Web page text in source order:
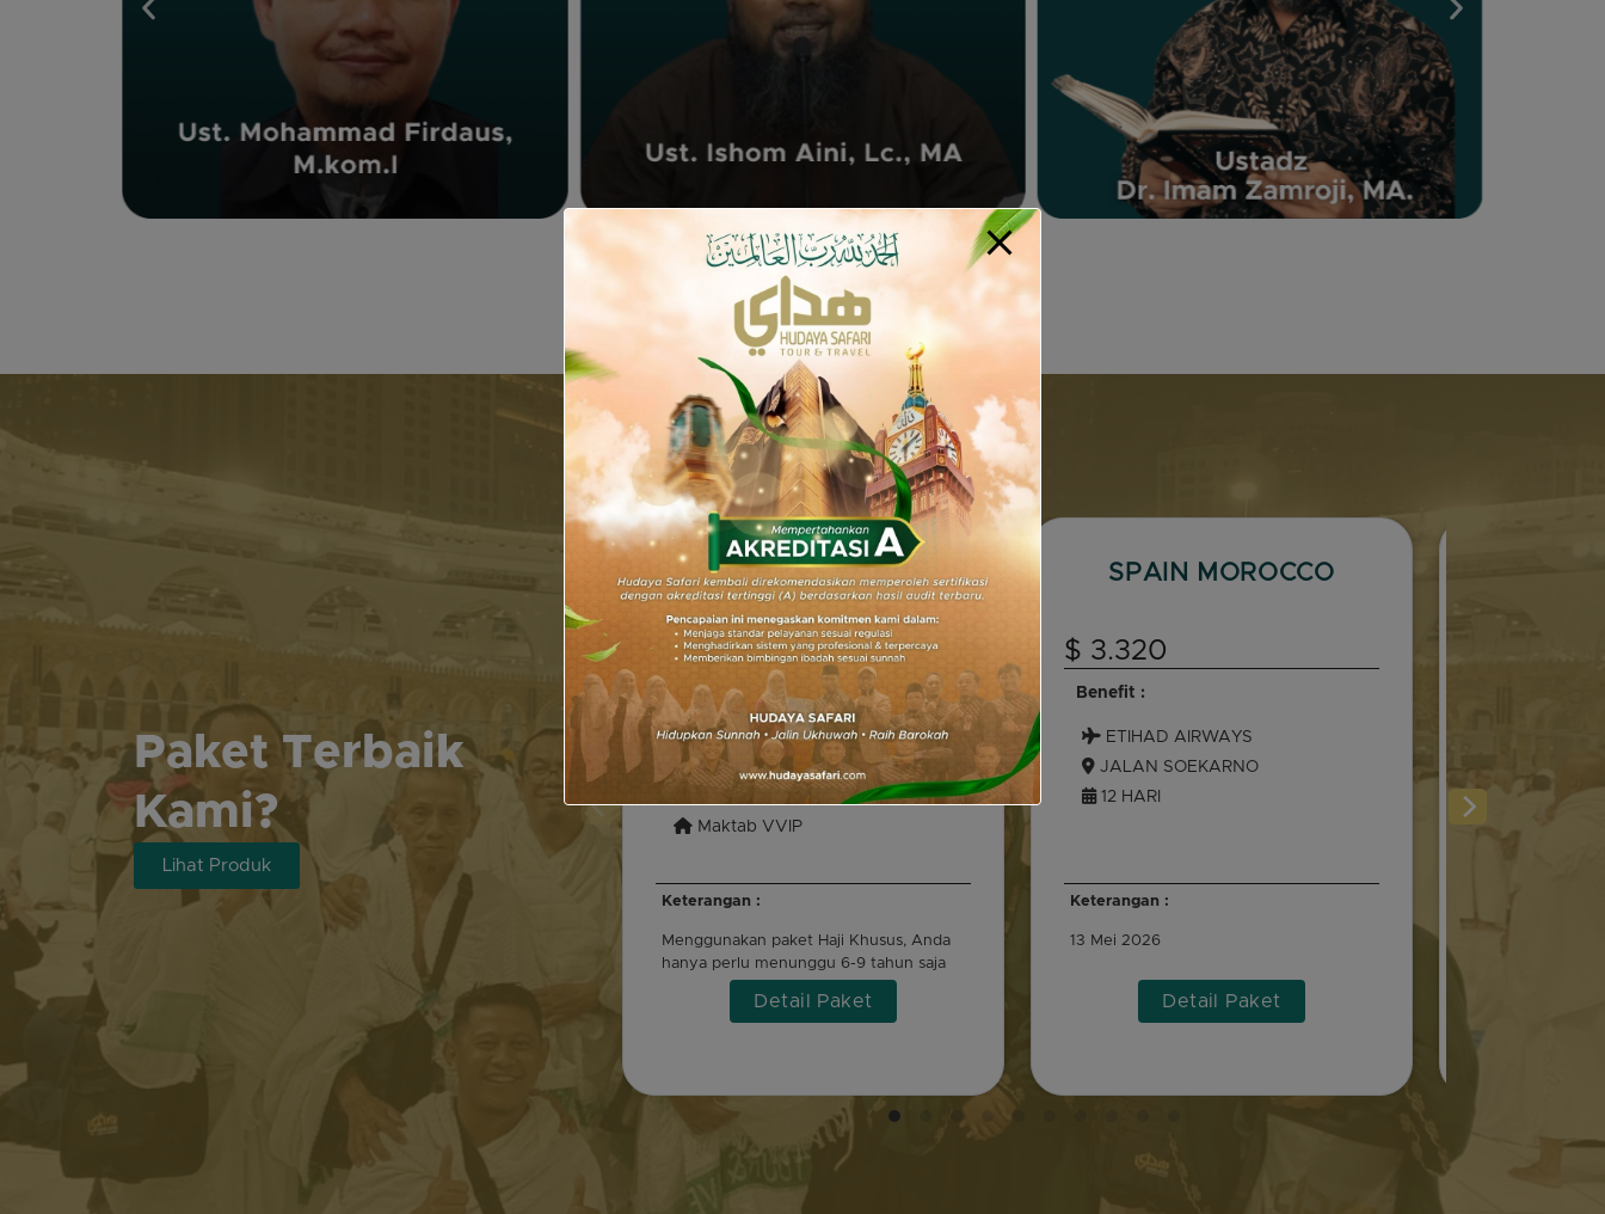
Paket Terbaik
Kami?
Lihat Produk
HAJI KHUSUS
$ 18.500
Benefit :
Garuda/Saudia Airlines
Waktu tunggu 6-9 Tahun
Maktab VVIP
Keterangan :
Menggunakan paket Haji Khusus, Anda
hanya perlu menunggu 6-9 tahun saja
Insyaa Allah untuk keberangkatan ke
Detail Paket
SPAIN MOROCCO
$ 3.320
Benefit :
ETIHAD AIRWAYS
JALAN SOEKARNO
12 HARI
Keterangan :
13 Mei 2026
Detail Paket